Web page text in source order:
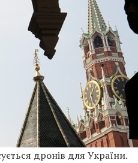
дронів для України.